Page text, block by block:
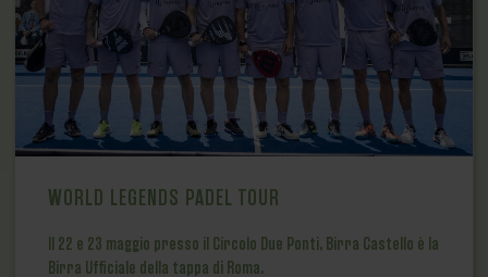
WORLD LEGENDS PADEL TOUR
Il 22 e 23 maggio presso il Circolo Due Ponti, Birra Castello è la
Birra Ufficiale della tappa di Roma.